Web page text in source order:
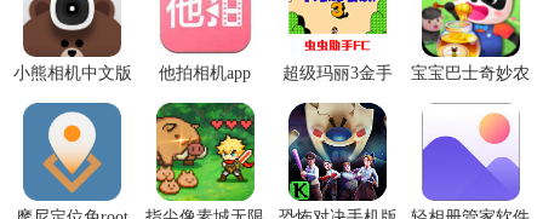
小熊相机中文版 他拍相机app
超级玛丽3金手
指版
宝宝巴士奇妙农
场最新版